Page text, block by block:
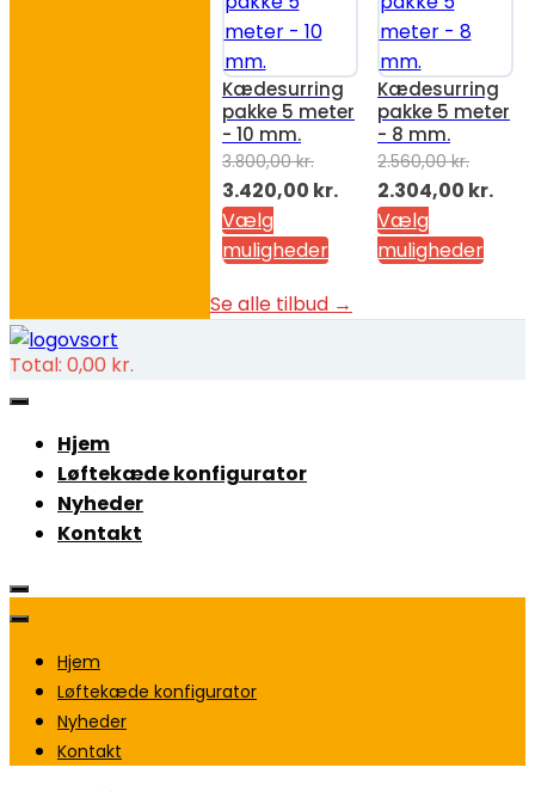
Kædesurring
pakke 5 meter
- 10 mm.
3.800,00kr.
Den
oprindelige
pris
3.800,00 kr..
3.420,00 kr.Den
aktuelle
3.420,00 kr..
Vælg
muligheder
Kædesurring
pakke 5 meter
- 8 mm.
2.560,00kr.
Den
oprindelige
pris
2.304,00 kr.Den
Vælg
muligheder
Se alle tilbud →
Total: 0,00 kr.
Hjem
Løftekæde konfigurator
Nyheder
Kontakt
Hjem
Løftekæde konfigurator
Nyheder
Kontakt